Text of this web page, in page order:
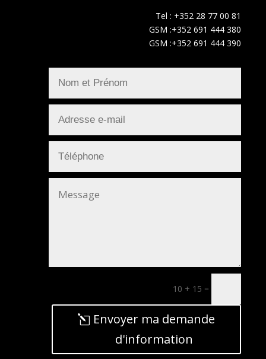
Tel : +352 28 77 00 81
GSM :+352 691 444 380
GSM :+352 691 444 390
10 + 15 =
Envoyer ma demande
d'information